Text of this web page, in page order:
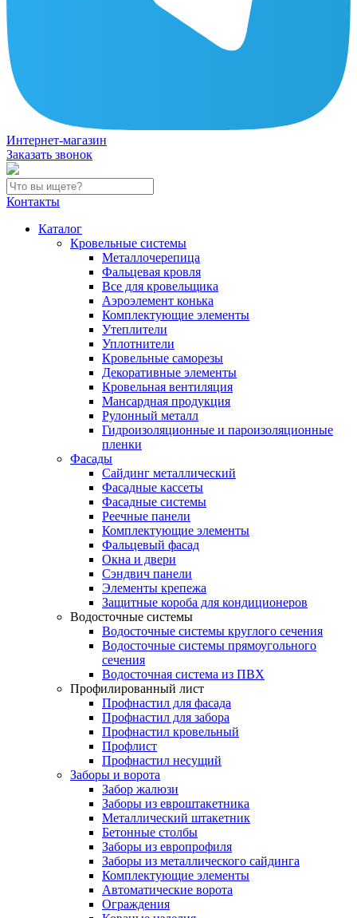
Интернет-магазин
Заказать звонок
Контакты
Каталог
Кровельные системы
Металлочерепица
Фальцевая кровля
Все для кровельщика
Аэроэлемент конька
Комплектующие элементы
Утеплители
Уплотнители
Кровельные саморезы
Декоративные элементы
Кровельная вентиляция
Мансардная продукция
Рулонный металл
Гидроизоляционные и пароизоляционные
пленки
Фасады
Сайдинг металлический
Фасадные кассеты
Фасадные системы
Реечные панели
Комплектующие элементы
Фальцевый фасад
Окна и двери
Сэндвич панели
Элементы крепежа
Защитные короба для кондиционеров
Водосточные системы
Водосточные системы круглого сечения
Водосточные системы прямоугольного
сечения
Водосточная система из ПВХ
Профилированный лист
Профнастил для фасада
Профнастил для забора
Профнастил кровельный
Профлист
Профнастил несущий
Заборы и ворота
Забор жалюзи
Заборы из евроштакетника
Металлический штакетник
Бетонные столбы
Заборы из европрофиля
Заборы из металлического сайдинга
Комплектующие элементы
Автоматические ворота
Ограждения